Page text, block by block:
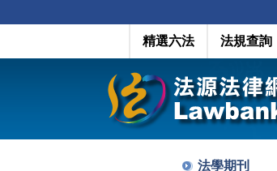
精選六法 法規查詢
法學期刊